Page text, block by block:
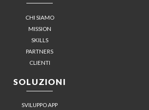
CHI SIAMO
MISSION
SKILLS
PARTNERS
CLIENTI
SOLUZIONI
SVILUPPO APP